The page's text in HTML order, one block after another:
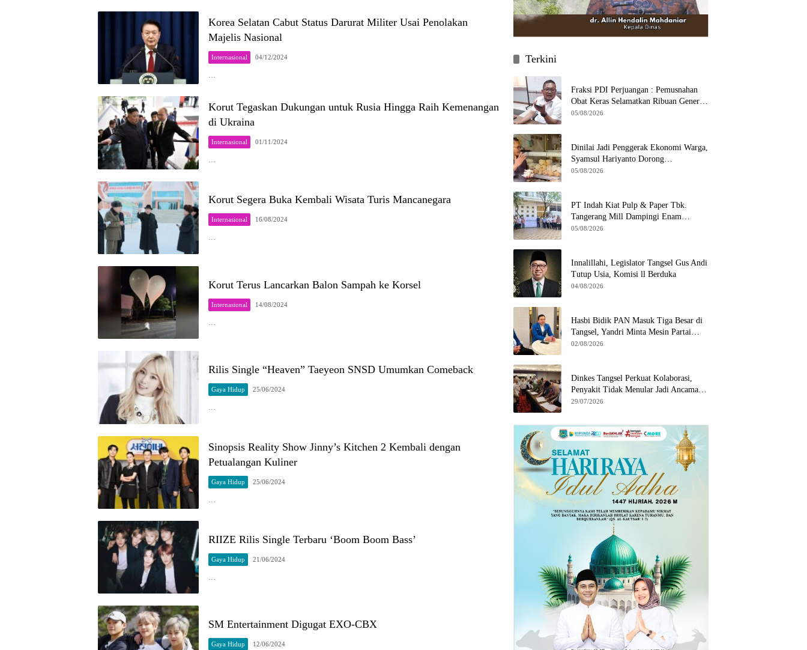
Korea Selatan Cabut Status Darurat Militer Usai Penolakan
Majelis Nasional
Internasional 04/12/2024
…
Korut Tegaskan Dukungan untuk Rusia Hingga Raih Kemenangan
di Ukraina
Internasional 01/11/2024
…
Korut Segera Buka Kembali Wisata Turis Mancanegara
Internasional 16/08/2024
…
Korut Terus Lancarkan Balon Sampah ke Korsel
Internasional 14/08/2024
Rilis Single “Heaven” Taeyeon SNSD Umumkan Comeback
Gaya Hidup 25/06/2024
…
Sinopsis Reality Show Jinny’s Kitchen 2 Kembali dengan
Petualangan Kuliner
Gaya Hidup 25/06/2024
RIIZE Rilis Single Terbaru ‘Boom Boom Bass’
Gaya Hidup 21/06/2024
SM Entertainment Digugat EXO-CBX
Gaya Hidup 12/06/2024
Terkini
Fraksi PDI Perjuangan : Pemusnahan
Obat Keras Selamatkan Ribuan Generasi
Muda Tangsel
05/08/2026
Dinilai Jadi Penggerak Ekonomi Warga,
Syamsul Hariyanto Dorong
Pengembangan Budidaya Jamur Crispy
05/08/2026
PT Indah Kiat Pulp & Paper Tbk.
Tangerang Mill Dampingi Enam
Wilayah Binaan
05/08/2026
Innalillahi, Legislator Tangsel Gus Andi
Tutup Usia, Komisi ll Berduka
04/08/2026
Hasbi Bidik PAN Masuk Tiga Besar di
Tangsel, Yandri Minta Mesin Partai
Bergerak
02/08/2026
Dinkes Tangsel Perkuat Kolaborasi,
Penyakit Tidak Menular Jadi Ancaman
Utama
29/07/2026